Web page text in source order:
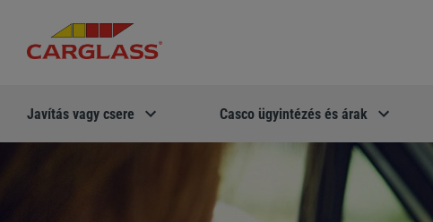
Javítás vagy csere Casco ügyintézés és árak